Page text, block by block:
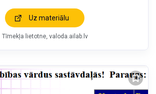
Uz materiālu
Tīmekļa lietotne valoda.ailab.lv